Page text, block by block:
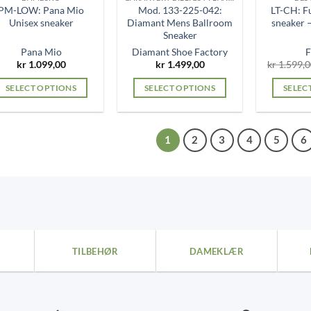
the
page
the
product
page
LOW: Pana Mio
Unisex sneaker
Pana Mio
kr1.099,00
SELECT OPTIONS
Mod. 133-225-042:
Diamant Mens Ballroom
Sneaker
Diamant Shoe Factory
kr1.499,00
SELECT OPTIONS
has
multiple
chosen
LT-CH:
sneaker
kr
1 2 3 4 5 6
TILBEHØR DAMEKLÆR